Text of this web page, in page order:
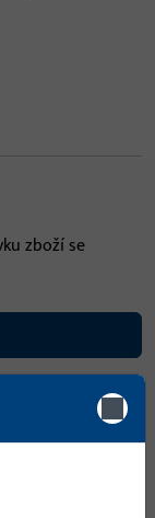
zboží se